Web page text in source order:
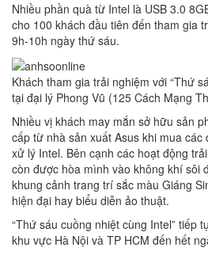
Nhiều phần quà từ Intel là USB 3.0
cho 100 khách đầu tiên đến tham gia
9h-10h ngày thứ sáu.
Khách tham gia trải nghiệm với “Thứ
tại đại lý Phong Vũ (125 Cách Mạng
Nhiều vị khách may mắn sở hữu sản
cấp từ nhà sản xuất Asus khi mua
xử lý Intel. Bên cạnh các hoạt động
còn được hòa mình vào không khí sôi
khung cảnh trang trí sắc màu Giáng
hiện đại hay biểu diễn ảo thuật.
“Thứ sáu cuồng nhiệt cùng Intel” tiếp
khu vực Hà Nội và TP HCM đến hết